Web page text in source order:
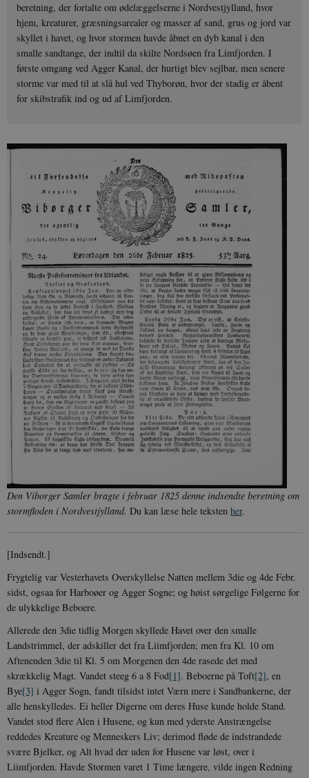
beretning, der fortalte om ødelæggelserne i Nordvestjylland, hvor
hjem, kreaturer, græsningsarealer og masser af sand, grus og jord var
skyllet i havet, og hvor stormen havde åbnet en dyb kanal i den
smalle sandtange, der indtil da skilte Nordsøen fra Limfjorden. I
første omgang ved Agger Kanal, der hurtigt blev sejlbar, men senere
storme var med til at slå hul ved Thyborøn, hvor der stadig er åbent
for skibstrafik ind og ud af Limfjorden.
Den Viborger Samler bragte i februar 1825 denne indsendte beretning om
stormfloden i Nordvestjylland. Du kan læse hele teksten her.
[Indsendt.]
Frygtelig var Vesterhavets Overskyllelse Natten mellem 3die og 4de Febr.
sidst, ogsaa for Harboøer og Agger Sogne; og høist sørgelige Følgerne for
de ulykkelige Beboere.
Allerede den 3die tidlig Morgen skyllede Havet over den smalle
Landstrimmel, der adskiller det fra Liimfjorden; men fra Kl. 10 om
Aftenenden 3die til Kl. 5 om Morgenen den 4de rasede det med
skrækkelig Magt. Vandet steeg 6 a 8 Fod[1]. Beboerne på Toft[2], en
Bye[3] i Agger Sogn, fandt tilsidst intet Værn mere i Sandbankerne, der
alle henskylledes. Ei heller Digerne om deres Huse kunde holde Stand.
Vandet stod flere Alen i Husene, og kun med yderste Anstrængelse
reddedes Kreature og Menneskers Liv; derimod fløde de indstrandede
svære Bjelker, og Alt hvad der uden for Husene var løst, over i
Liimfjorden. Havde Stormen varet 1 Time længere, vilde ingen Redning